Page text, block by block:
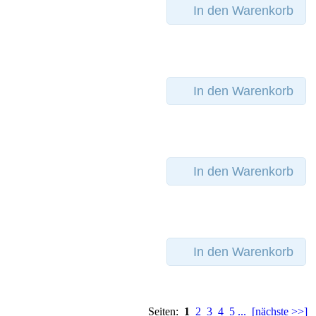
In den Warenkorb
In den Warenkorb
In den Warenkorb
In den Warenkorb
Seiten: 1 2 3 4 5 ... [nächste >>]